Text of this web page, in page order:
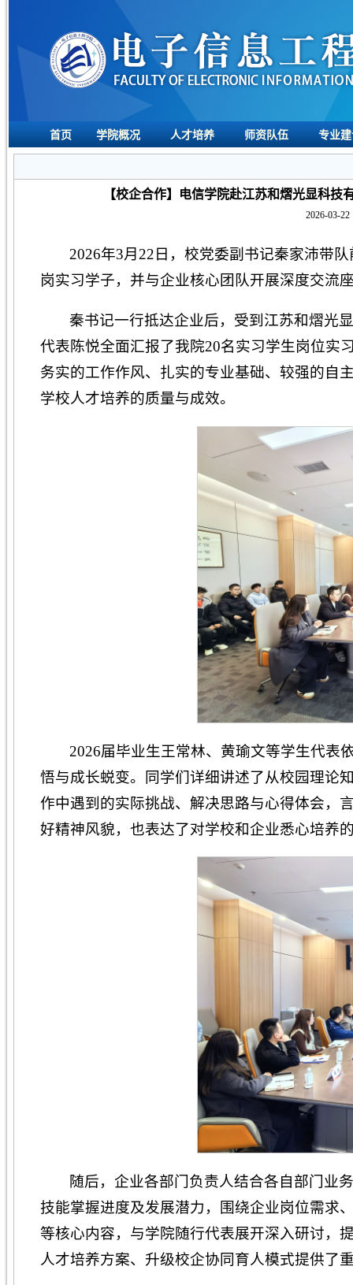
首页 学院概况 人才培养 师资队伍 专业
【校企合作】电信学院赴江苏和熠光显科
2026-03-22
2026年3月22日，校党委副书记秦家沛带
岗实习学子，并与企业核心团队开展深度交流
秦书记一行抵达企业后，受到江苏和熠光
代表陈悦全面汇报了我院20名实习学生岗位实
务实的工作作风、扎实的专业基础、较强的自
学校人才培养的质量与成效。
2026届毕业生王常林、黄瑜文等学生代表
悟与成长蜕变。同学们详细讲述了从校园理论
作中遇到的实际挑战、解决思路与心得体会，
好精神风貌，也表达了对学校和企业悉心培养
随后，企业各部门负责人结合各自部门业
技能掌握进度及发展潜力，围绕企业岗位需求
等核心内容，与学院随行代表展开深入研讨，
人才培养方案、升级校企协同育人模式提供了